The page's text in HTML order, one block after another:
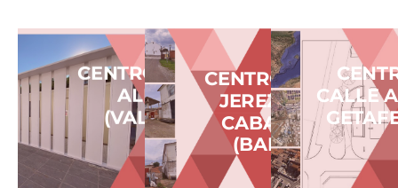
CENTRO DE DÍA -
ALBERIC
(VALENCIA)
CENTRO DE DÍA -
JEREZ DE LOS
CABALLEROS
(BADAJOZ)
CALLE